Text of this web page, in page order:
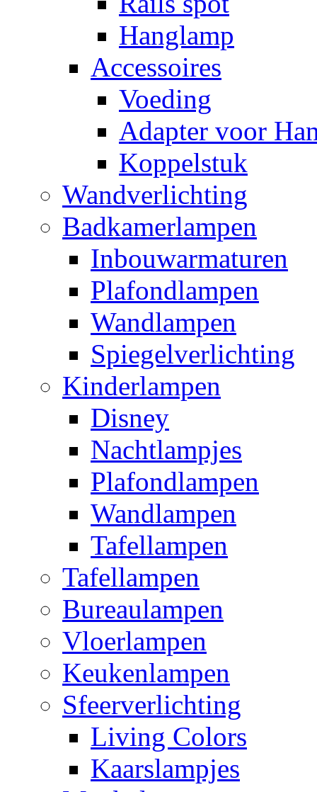
Hanglamp
Accessoires
Voeding
Adapter voor
Koppelstuk
Wandverlichting
Badkamerlampen
Inbouwarmaturen
Plafondlampen
Wandlampen
Spiegelverlichting
Kinderlampen
Disney
Nachtlampjes
Plafondlampen
Wandlampen
Tafellampen
Tafellampen
Bureaulampen
Vloerlampen
Keukenlampen
Sfeerverlichting
Living Colors
Kaarslampjes